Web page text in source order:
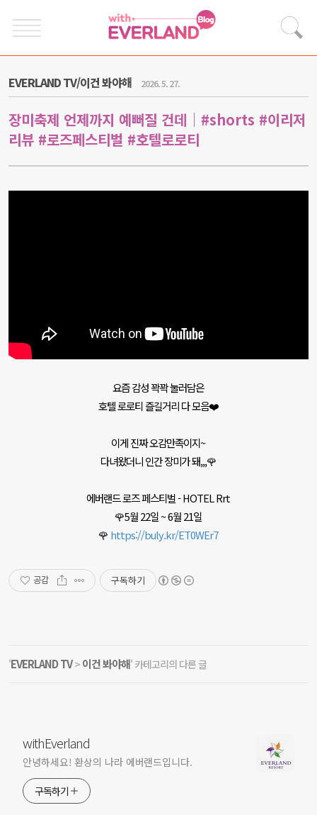
EVERLAND TV/이건 봐야해 2026. 5. 27.
장미축제 언제까지 예뻐질 건데｜#shorts #이리저
리뷰 #로즈페스티벌 #호텔로로티
요즘 감성 꽉꽉 눌러담은
호텔 로로티 즐길거리 다 모음❤️
이게 진짜 오감만족이지~
다녀왔더니 인간 장미가 돼,,,🌹
에버랜드 로즈 페스티벌 - HOTEL Rrt
🌹5월 22일 ~ 6월 21일
🌹 https://buly.kr/ET0WEr7
공감 구독하기
'EVERLAND TV> 이건 봐야해' 카테고리의 다른 글
withEverland
안녕하세요! 환상의 나라 에버랜드입니다.
구독하기